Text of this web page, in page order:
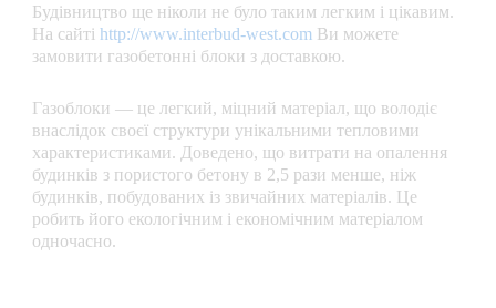
Будівництво ще ніколи не було таким легким і цікавим.
На сайті http://www.interbud-west.com Ви можете
замовити газобетонні блоки з доставкою.
Газоблоки — це легкий, міцний матеріал, що володіє
внаслідок своєї структури унікальними тепловими
характеристиками. Доведено, що витрати на опалення
будинків з пористого бетону в 2,5 рази менше, ніж
будинків, побудованих із звичайних матеріалів. Це
робить його екологічним і економічним матеріалом
одночасно.